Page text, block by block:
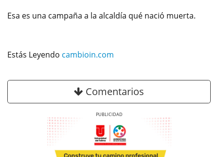
Esa es una campaña a la alcaldía qué nació muerta.
Estás Leyendo cambioin.com
Comentarios